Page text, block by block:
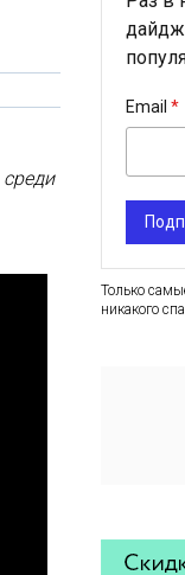
Email
Только
никакого